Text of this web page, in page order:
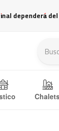
dependerá